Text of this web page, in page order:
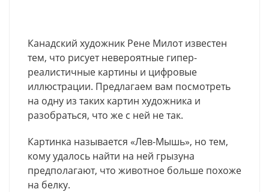
Канадский художник Рене Милот известен
тем, что рисует невероятные гипер-
реалистичные картины и цифровые
иллюстрации. Предлагаем вам посмотреть
на одну из таких картин художника и
разобраться, что же с ней не так.
Картинка называется «Лев-Мышь», но тем,
кому удалось найти на ней грызуна
предполагают, что животное больше похоже
на белку.